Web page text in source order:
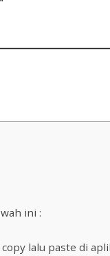
ini :
lalu paste di